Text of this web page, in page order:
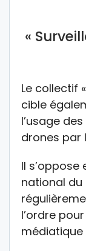
«
Le collectif
cible
l’usage
drones par
Il
national du
l’ordre